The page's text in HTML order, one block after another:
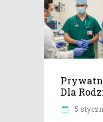
Dla
5